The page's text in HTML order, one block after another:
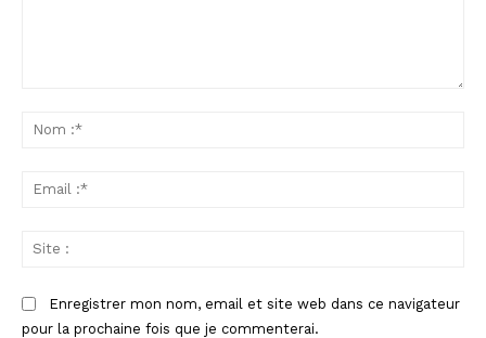
Enregistrer mon nom, email et site web dans ce navigateur
pour la prochaine fois que je commenterai.